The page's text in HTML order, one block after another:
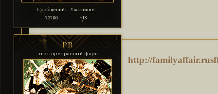
Сообщений:
73786
Уважение:
+18
PR
этот прекрасный фарс
http://